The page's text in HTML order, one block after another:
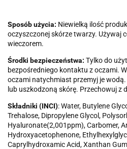
Sposób użycia: Niewielką ilość
oczyszczonej skórze twarzy. Używaj
wieczorem.
Środki bezpieczeństwa: Tylko do
bezpośredniego kontaktu z oczami.
oczami natychmiast przemyj je
lub uszkodzoną skórę. Przechowuj z
Składniki (INCI): Water, Butylene
Trehalose, Dipropylene Glycol,
Hyaluronate(2,001ppm), Carbomer,
Hydroxyacetophenone,
Caprylhydroxamic Acid, Xanthan